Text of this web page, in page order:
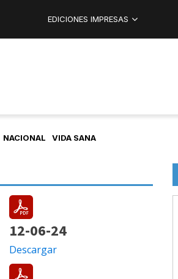
EDICIONES IMPRESAS
NACIONAL VIDA SANA
12-06-24
Descargar